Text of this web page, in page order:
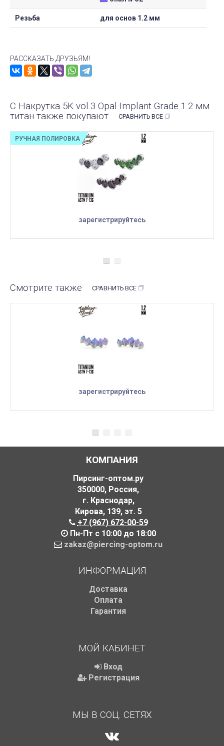
Резьба для основ 1.2 мм
РАССКАЗАТЬ ДРУЗЬЯМ!
С Накрутка 5K vol.3 Opal Implant Grade 1.2 мм
титан также покупают
СРАВНИТЬ ВСЕ
зарегистрируйтесь
РУЧНАЯ ПОЛИРОВКА
Смотрите также СРАВНИТЬ ВСЕ
зарегистрируйтесь
КОМПАНИЯ
Пирсинг-оптом.ру
350000, Россия,
г. Краснодар,
Кирова, 139, эт. 5
+7 (967) 672-00-59
Пн-Пт с 10:00 до 18:00
zakaz@piercing-optom.ru
ИНФОРМАЦИЯ
Доставка
Оплата
Гарантия
МОЙ КАБИНЕТ
Вход
Регистрация
МЫ В СОЦ. СЕТЯХ